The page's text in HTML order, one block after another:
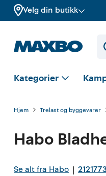
Velg din butikk
Kategorier
Hjem Trelast og byggevarer
Habo
Se alt fra Habo | 2121773